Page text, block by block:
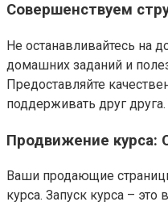
Совершенствуем
Не останавливайтесь на
домашних заданий и
Предоставляйте
поддерживать друг
Продвижение курса:
Ваши продающие
курса. Запуск курса –